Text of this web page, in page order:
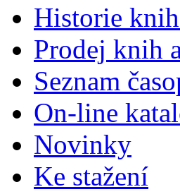
Historie
Prodej knih
Seznam
On-line
Novinky
Ke stažení